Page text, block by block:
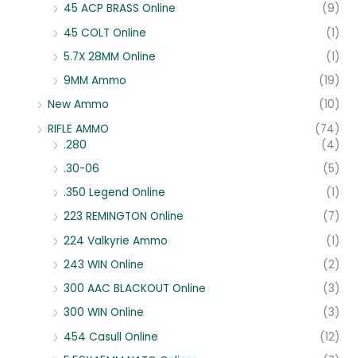
45 ACP BRASS Online
(9)
45 COLT Online
(1)
5.7X 28MM Online
(1)
9MM Ammo
(19)
New Ammo
(10)
RIFLE AMMO
(74)
.280
(4)
.30-06
(5)
.350 Legend Online
(1)
223 REMINGTON Online
(7)
224 Valkyrie Ammo
(1)
243 WIN Online
(2)
300 AAC BLACKOUT Online
(3)
300 WIN Online
(3)
454 Casull Online
(12)